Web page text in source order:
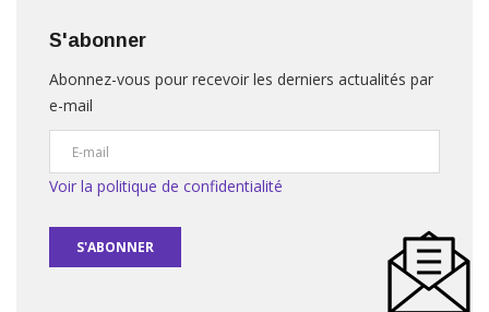
S'abonner
Abonnez-vous pour recevoir les derniers actualités par
e-mail
Voir la politique de confidentialité
S'ABONNER